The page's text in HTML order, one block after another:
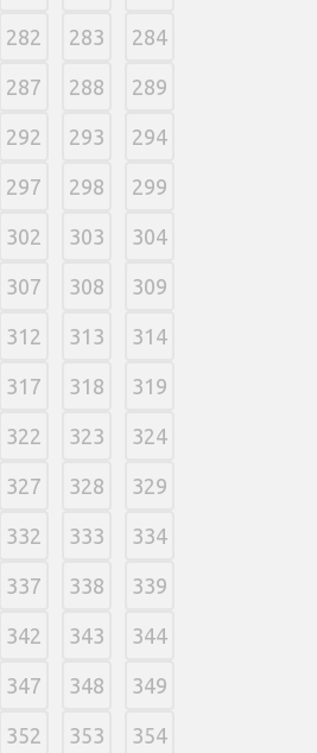
282 283 284
287 288 289
292 293 294
297 298 299
302 303 304
307 308 309
312 313 314
317 318 319
322 323 324
327 328 329
332 333 334
337 338 339
342 343 344
347 348 349
352 353 354